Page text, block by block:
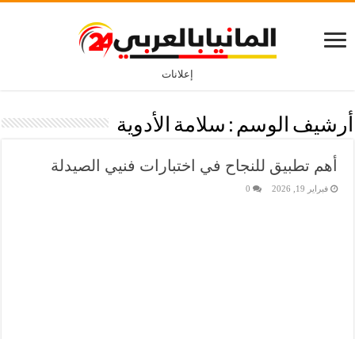
إعلانات
أرشيف الوسم : سلامة الأدوية
أهم تطبيق للنجاح في اختبارات فنيي الصيدلة
فبراير 19, 2026 0